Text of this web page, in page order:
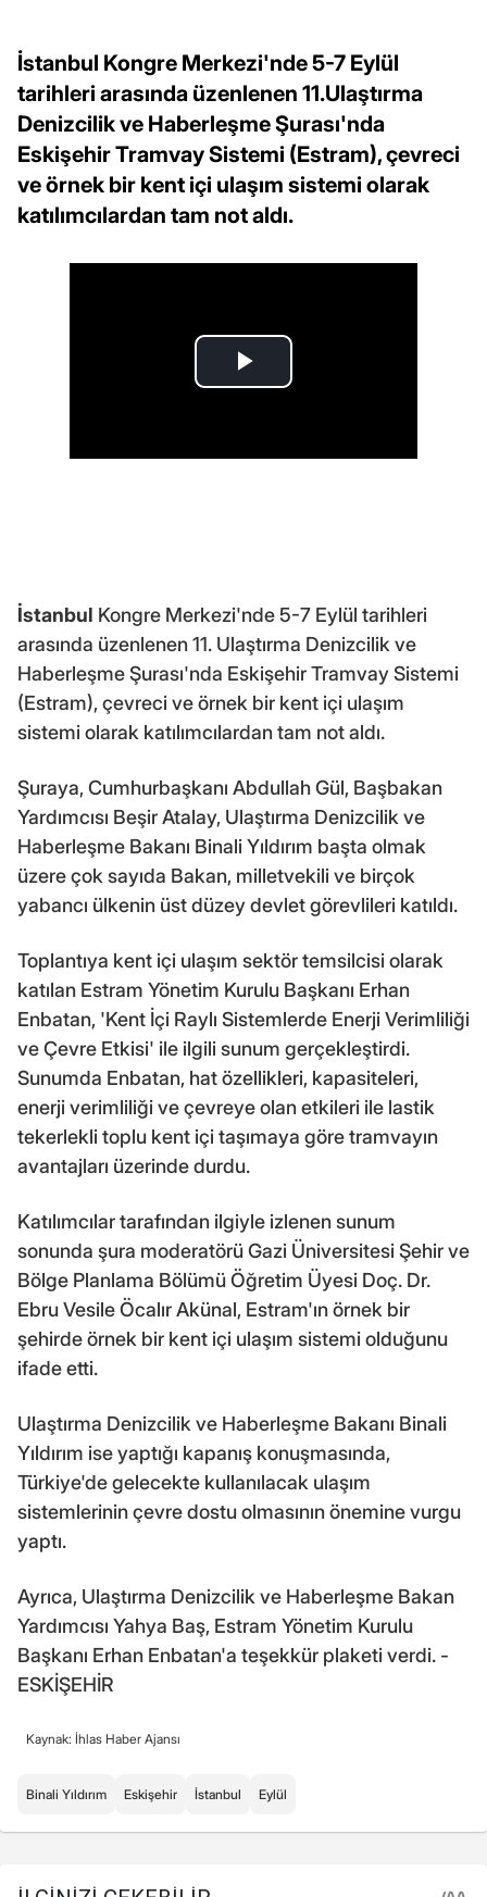
İstanbul Kongre Merkezi'nde 5-7 Eylül
tarihleri arasında üzenlenen 11.Ulaştırma
Denizcilik ve Haberleşme Şurası'nda
Eskişehir Tramvay Sistemi (Estram), çevreci
ve örnek bir kent içi ulaşım sistemi olarak
katılımcılardan tam not aldı.
İstanbul Kongre Merkezi'nde 5-7 Eylül tarihleri
arasında üzenlenen 11. Ulaştırma Denizcilik ve
Haberleşme Şurası'nda Eskişehir Tramvay Sistemi
(Estram), çevreci ve örnek bir kent içi ulaşım
sistemi olarak katılımcılardan tam not aldı.
Şuraya, Cumhurbaşkanı Abdullah Gül, Başbakan
Yardımcısı Beşir Atalay, Ulaştırma Denizcilik ve
Haberleşme Bakanı Binali Yıldırım başta olmak
üzere çok sayıda Bakan, milletvekili ve birçok
yabancı ülkenin üst düzey devlet görevlileri katıldı.
Toplantıya kent içi ulaşım sektör temsilcisi olarak
katılan Estram Yönetim Kurulu Başkanı Erhan
Enbatan, 'Kent İçi Raylı Sistemlerde Enerji Verimliliği
ve Çevre Etkisi' ile ilgili sunum gerçekleştirdi.
Sunumda Enbatan, hat özellikleri, kapasiteleri,
enerji verimliliği ve çevreye olan etkileri ile lastik
tekerlekli toplu kent içi taşımaya göre tramvayın
avantajları üzerinde durdu.
Katılımcılar tarafından ilgiyle izlenen sunum
sonunda şura moderatörü Gazi Üniversitesi Şehir ve
Bölge Planlama Bölümü Öğretim Üyesi Doç. Dr.
Ebru Vesile Öcalır Akünal, Estram'ın örnek bir
şehirde örnek bir kent içi ulaşım sistemi olduğunu
ifade etti.
Ulaştırma Denizcilik ve Haberleşme Bakanı Binali
Yıldırım ise yaptığı kapanış konuşmasında,
Türkiye'de gelecekte kullanılacak ulaşım
sistemlerinin çevre dostu olmasının önemine vurgu
yaptı.
Ayrıca, Ulaştırma Denizcilik ve Haberleşme Bakan
Yardımcısı Yahya Baş, Estram Yönetim Kurulu
Başkanı Erhan Enbatan'a teşekkür plaketi verdi. -
ESKİŞEHİR
Kaynak: İhlas Haber Ajansı
Binali Yıldırım Eskişehir İstanbul Eylül